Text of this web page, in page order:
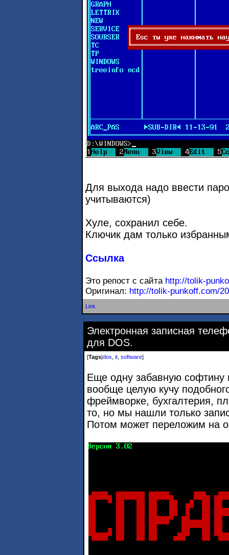
Для выхода надо ввести
учитываются)
Хуле, сохранил себе.
Ключик дам только
Ссылка
Это репост с сайта http://tolik-
Оригинал: http://tolik-punkoff.com/
Link
Электронная записная
для DOS.
[Tags|dos it software]
Еще одну забавную
вообще целую кучу
фреймворке, бухгалтерия,
то, но мы нашли только
Потом может переложим на